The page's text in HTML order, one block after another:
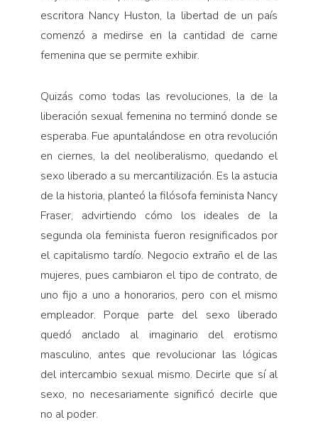
escritora Nancy Huston, la libertad de un país
comenzó a medirse en la cantidad de carne
femenina que se permite exhibir.
Quizás como todas las revoluciones, la de la
liberación sexual femenina no terminó donde se
esperaba. Fue apuntalándose en otra revolución
en ciernes, la del neoliberalismo, quedando el
sexo liberado a su mercantilización. Es la astucia
de la historia, planteó la filósofa feminista Nancy
Fraser, advirtiendo cómo los ideales de la
segunda ola feminista fueron resignificados por
el capitalismo tardío. Negocio extraño el de las
mujeres, pues cambiaron el tipo de contrato, de
uno fijo a uno a honorarios, pero con el mismo
empleador. Porque parte del sexo liberado
quedó anclado al imaginario del erotismo
masculino, antes que revolucionar las lógicas
del intercambio sexual mismo. Decirle que sí al
sexo, no necesariamente significó decirle que
no al poder.